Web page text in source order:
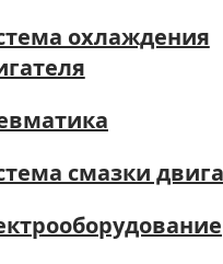
охлаждения
смазки